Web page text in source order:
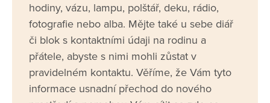
hodiny, vázu, lampu, polštář, deku, rádio,
fotografie nebo alba. Mějte také u sebe diář
či blok s kontaktními údaji na rodinu a
přátele, abyste s nimi mohli zůstat v
pravidelném kontaktu. Věříme, že Vám tyto
informace usnadní přechod do nového